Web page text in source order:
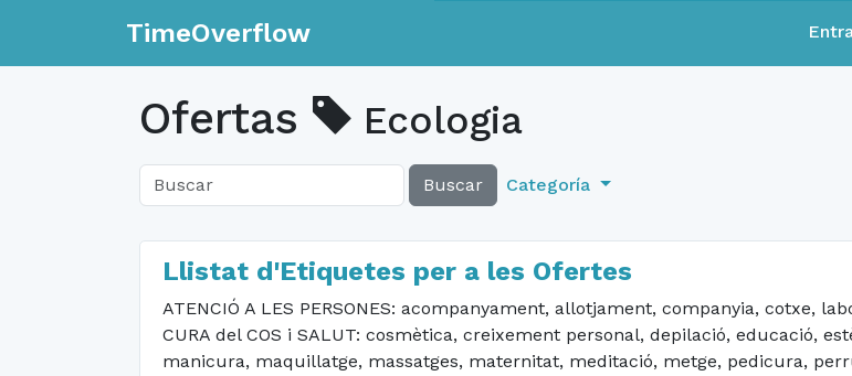
TimeOverflow
Ofertas Ecologia
Buscar Categoría
Llistat d'Etiquetes per a les Ofertes
ATENCIÓ A LES PERSONES: acompanyament, allotjament, companyia, cotxe,
CURA del COS i SALUT: cosmètica, creixement personal, depilació, educació,
manicura, maquillatge, massatges, maternitat, meditació, metge, pedicura,